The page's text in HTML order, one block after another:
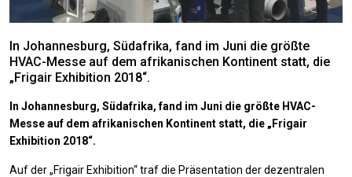
In Johannesburg, Südafrika, fand im Juni die größte
HVAC-Messe auf dem afrikanischen Kontinent statt, die
„Frigair Exhibition 2018“.
In Johannesburg, Südafrika, fand im Juni die größte HVAC-
Messe auf dem afrikanischen Kontinent statt, die „Frigair
Exhibition 2018“.
Auf der „Frigair Exhibition“ traf die Präsentation der dezentralen